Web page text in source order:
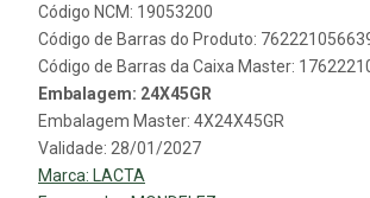
Código NCM: 19053200
Código de Barras do Produto:
Código de Barras da Caixa Master:
Embalagem: 24X45GR
Embalagem Master: 4X24X45GR
Validade: 28/01/2027
Marca:
LACTA